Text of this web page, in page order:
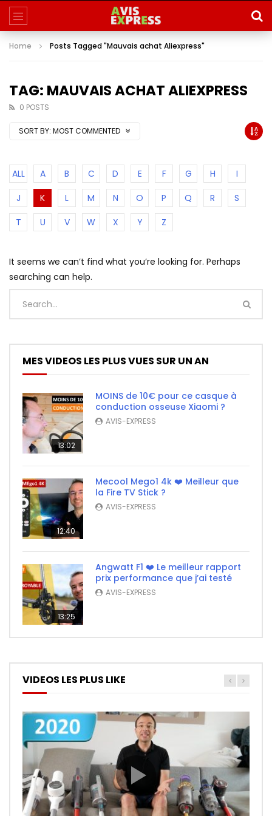
Home Posts Tagged "Mauvais achat Aliexpress"
TAG: MAUVAIS ACHAT ALIEXPRESS
0 POSTS
SORT BY: MOST COMMENTED
ALL A B C D E F G H
I
J
K L M N O P Q R
S
T
U V W X Y Z
It seems we can’t find what you’re looking for. Perhaps
searching can help.
MES VIDEOS LES PLUS VUES SUR UN AN
13:02
MOINS de 10€ pour ce casque à
conduction osseuse Xiaomi ?
AVIS-EXPRESS
12:40
Mecool Mego1 4k ❤️ Meilleur que
la Fire TV Stick ?
AVIS-EXPRESS
13:25
Angwatt F1 ❤️ Le meilleur rapport
prix performance que j’ai testé
AVIS-EXPRESS
VIDEOS LES PLUS LIKE